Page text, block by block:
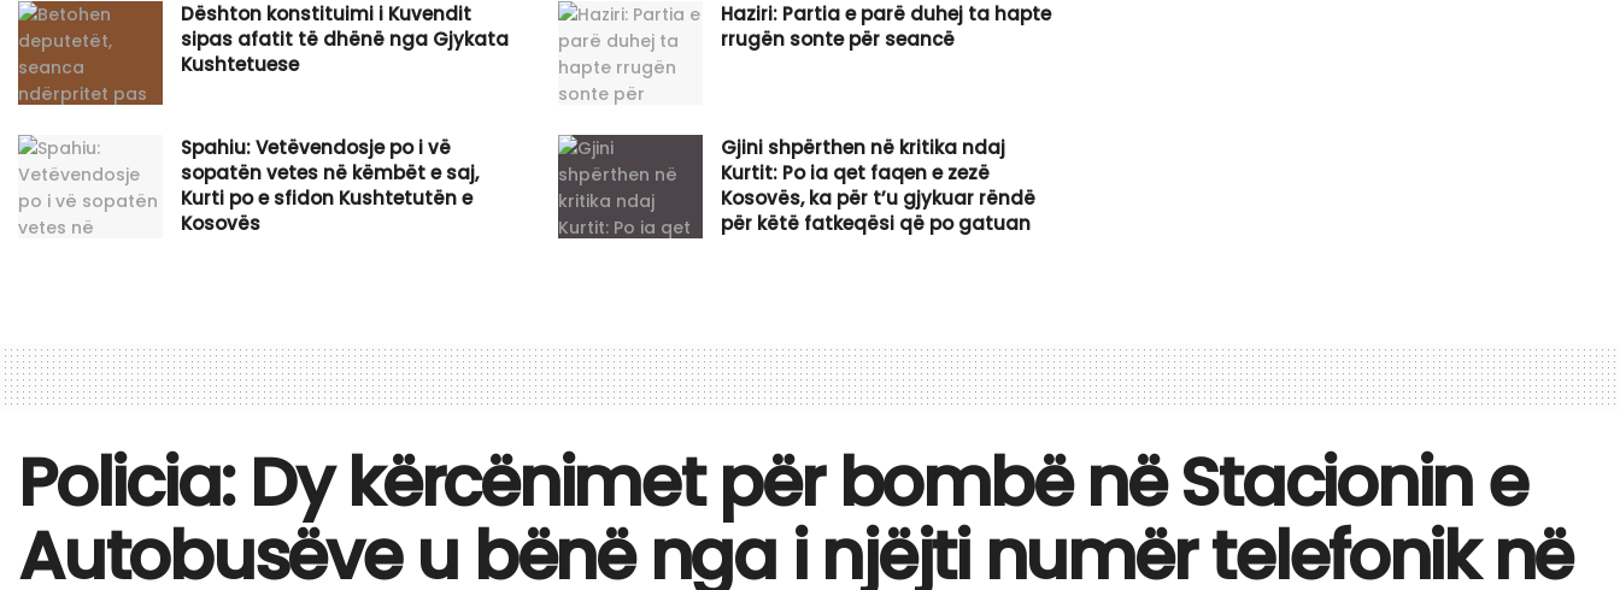
Dështon konstituimi i Kuvendit
sipas afatit të dhënë nga Gjykata
Kushtetuese
Haziri: Partia e parë duhej ta hapte
rrugën sonte për seancë
Spahiu: Vetëvendosje po i vë
sopatën vetes në këmbët e saj,
Kurti po e sfidon Kushtetutën e
Kosovës
Gjini shpërthen në kritika ndaj
Kurtit: Po ia qet faqen e zezë
Kosovës, ka për t’u gjykuar rëndë
për këtë fatkeqësi që po gatuan
Policia: Dy kërcënimet për bombë në Stacionin e
Autobusëve u bënë nga i njëjti numër telefonik në